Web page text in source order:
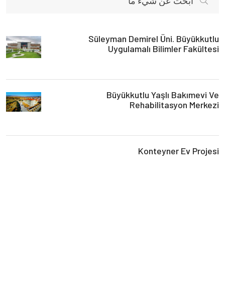
Süleyman Demirel Üni. Büyükkutlu
Uygulamalı Bilimler Fakültesi
Büyükkutlu Yaşlı Bakımevi Ve
Rehabilitasyon Merkezi
Konteyner Ev Projesi